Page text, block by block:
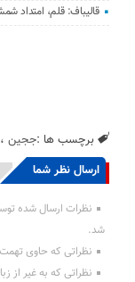
قالیباف: قلم، امتداد
برچسب ها :ججین
ارسال نظر شما
انتشار یافته : 0
نظرات ارسال شده
شد.
نظراتی که حاوی تهمت
نظراتی که به غیر از